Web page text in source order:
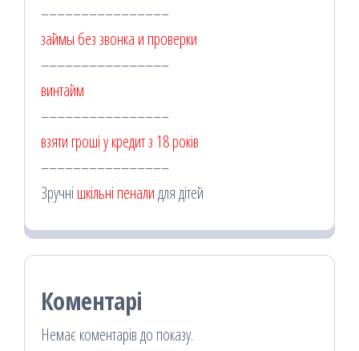
––––––––––––––––
займы без звонка и проверки
––––––––––––––––
винтайм
––––––––––––––––
взяти гроші у кредит з 18 років
––––––––––––––––
Зручні шкільні пеналидля дітей
Коментарі
Немає коментарів до показу.